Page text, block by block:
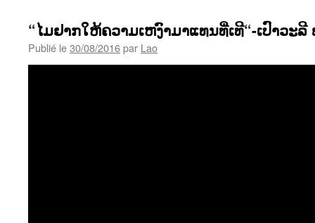
“ໄມຢາກໃຫ້ຄວາມເຫງົາມາແທນທີ່ເທີ“-ເປົາວະ
Publié le30/08/2016par Lao